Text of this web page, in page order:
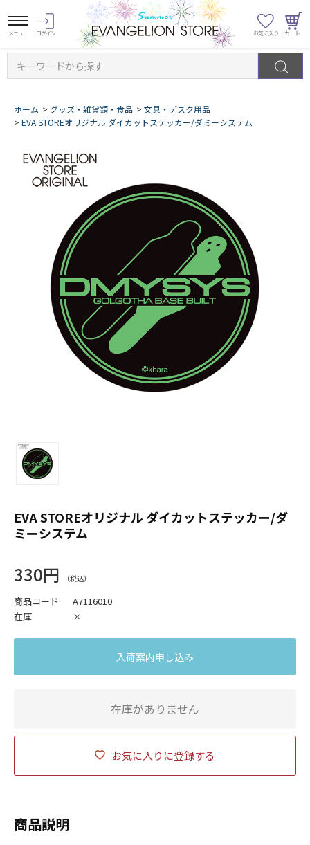
キーワードから探す
ホーム > グッズ・雑貨類・食品 > 文具・デスク用品
> EVA STOREオリジナル ダイカットステッカー/ダミーシステム
EVA STOREオリジナル ダイカットステッカー/ダ
ミーシステム
330円
商品コード
A7116010
在庫
×
お気に入りに登録する
入荷案内申し込み
在庫がありません
商品説明